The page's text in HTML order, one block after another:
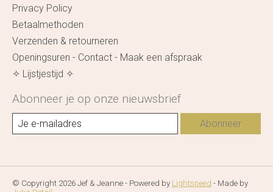
Privacy Policy
Betaalmethoden
Verzenden & retourneren
Openingsuren - Contact - Maak een afspraak
✧ Lijstjestijd ✧
Abonneer je op onze nieuwsbrief
Abonneer
© Copyright 2026 Jef & Jeanne - Powered by Lightspeed - Made by